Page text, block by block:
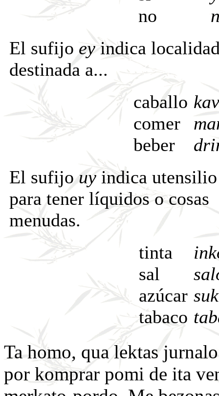
no
El sufijo ey indica
destinada a...
caballo
comer
beber
El sufijo uy indica utensilio
para tener líquidos o cosas
menudas.
tinta
sal
azúcar
tabaco
Ta homo, qua lektas
por komprar pomi de ita